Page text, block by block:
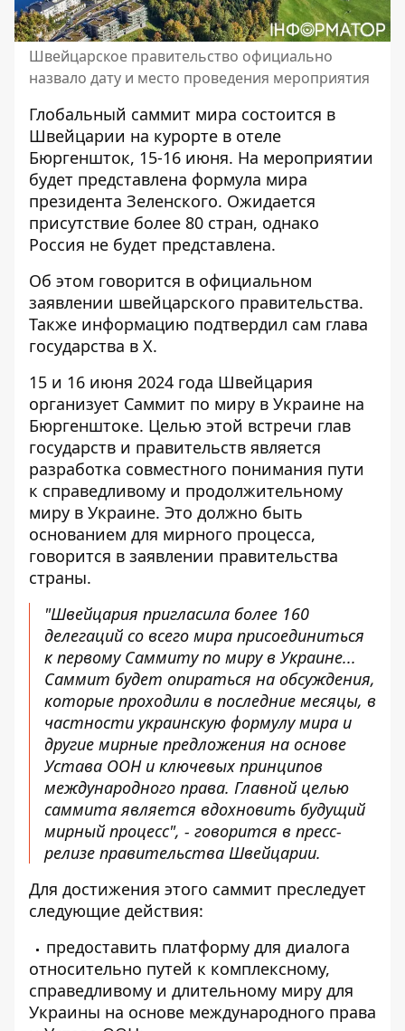
Швейцарское правительство официально
назвало дату и место проведения мероприятия
Глобальный саммит мира состоится в
Швейцарии на курорте в отеле
Бюргеншток, 15-16 июня. На мероприятии
будет представлена ​​формула мира
президента Зеленского. Ожидается
присутствие более 80 стран, однако
Россия не будет представлена.
Об этом говорится в официальном
заявлении швейцарского правительства.
Также информацию подтвердил сам глава
государства в Х.
15 и 16 июня 2024 года Швейцария
организует Саммит по миру в Украине на
Бюргенштоке. Целью этой встречи глав
государств и правительств является
разработка совместного понимания пути
к справедливому и продолжительному
миру в Украине. Это должно быть
основанием для мирного процесса,
говорится в заявлении правительства
страны.
"Швейцария пригласила более 160
делегаций со всего мира присоединиться
к первому Саммиту по миру в Украине...
Саммит будет опираться на обсуждения,
которые проходили в последние месяцы, в
частности украинскую формулу мира и
другие мирные предложения на основе
Устава ООН и ключевых принципов
международного права. Главной целью
саммита является вдохновить будущий
мирный процесс", - говорится в пресс-
релизе правительства Швейцарии.
Для достижения этого саммит преследует
следующие действия:
предоставить платформу для диалога
относительно путей к комплексному,
справедливому и длительному миру для
Украины на основе международного права